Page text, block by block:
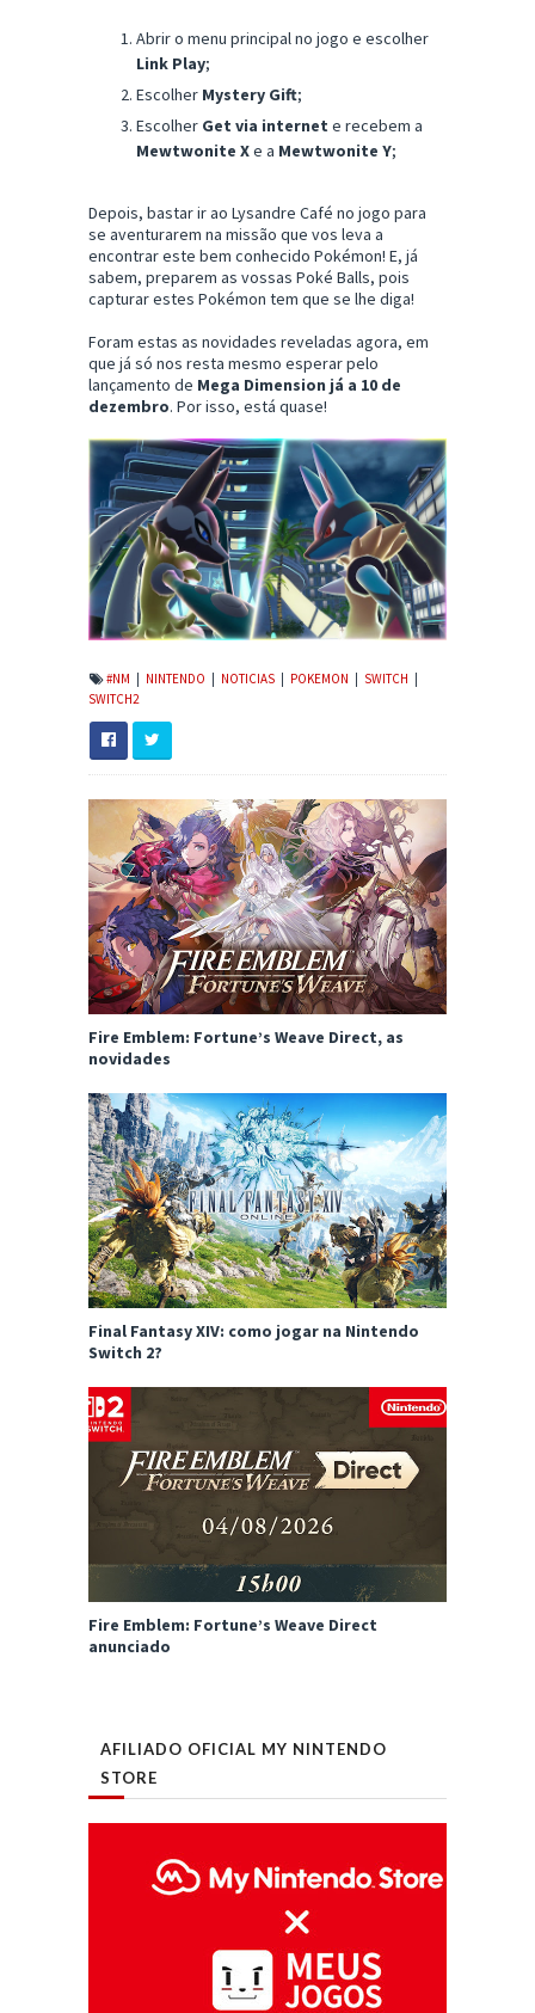
Abrir o menu principal no jogo e escolher
Link Play;
Escolher Mystery Gift;
Escolher Get via internet e recebem a
Mewtwonite Xe a Mewtwonite Y;
Depois, bastar ir ao Lysandre Café no jogo para
se aventurarem na missão que vos leva a
encontrar este bem conhecido Pokémon! E, já
sabem, preparem as vossas Poké Balls, pois
capturar estes Pokémon tem que se lhe diga!
Foram estas as novidades reveladas agora, em
que já só nos resta mesmo esperar pelo
lançamento de Mega Dimension já a 10 de
dezembro. Por isso, está quase!
#NM | NINTENDO | NOTICIAS | POKEMON | SWITCH |
SWITCH2
Fire Emblem: Fortune’s Weave Direct, as
novidades
Final Fantasy XIV: como jogar na Nintendo
Switch 2?
Fire Emblem: Fortune’s Weave Direct
anunciado
AFILIADO OFICIAL MY NINTENDO
STORE